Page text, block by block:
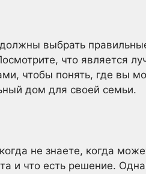
выбрать
что является
чтобы понять, где вы
дом для своей семьи.
не знаете, когда
и что есть решение.